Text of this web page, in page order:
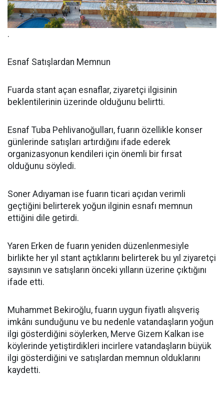
.
Esnaf Satışlardan Memnun
Fuarda stant açan esnaflar, ziyaretçi ilgisinin
beklentilerinin üzerinde olduğunu belirtti.
Esnaf Tuba Pehlivanoğulları, fuarın özellikle konser
günlerinde satışları artırdığını ifade ederek
organizasyonun kendileri için önemli bir fırsat
olduğunu söyledi.
Soner Adıyaman ise fuarın ticari açıdan verimli
geçtiğini belirterek yoğun ilginin esnafı memnun
ettiğini dile getirdi.
Yaren Erken de fuarın yeniden düzenlenmesiyle
birlikte her yıl stant açtıklarını belirterek bu yıl ziyaretçi
sayısının ve satışların önceki yılların üzerine çıktığını
ifade etti.
Muhammet Bekiroğlu, fuarın uygun fiyatlı alışveriş
imkânı sunduğunu ve bu nedenle vatandaşların yoğun
ilgi gösterdiğini söylerken, Merve Gizem Kalkan ise
köylerinde yetiştirdikleri incirlere vatandaşların büyük
ilgi gösterdiğini ve satışlardan memnun olduklarını
kaydetti.